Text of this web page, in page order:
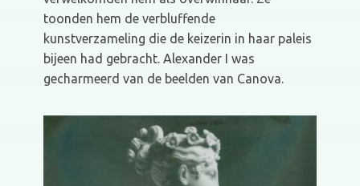
toonden hem de verbluffende
kunstverzameling die de keizerin in haar paleis
bijeen had gebracht. Alexander I was
gecharmeerd van de beelden van Canova.